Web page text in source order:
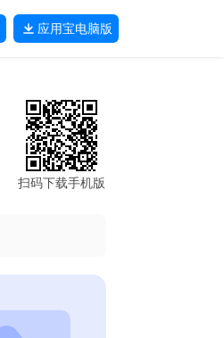
应用宝电脑版
扫码下载手机版